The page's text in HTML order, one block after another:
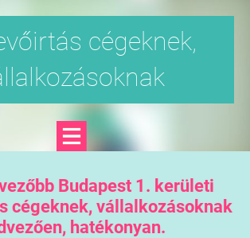
cégeknek,
Budapest 1. kerületi
cégeknek, vállalkozásoknak
hatékonyan.